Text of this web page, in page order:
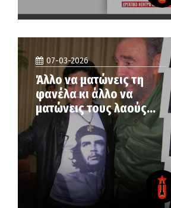
07-03-2026
Άλλο να ματώνεις τη
φανέλα κι άλλο να
ματώνεις τους λαούς…